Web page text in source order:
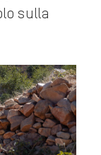
sulla